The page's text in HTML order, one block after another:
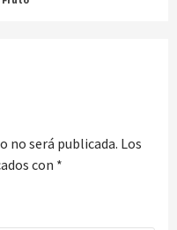
no será publicada. Los
con *